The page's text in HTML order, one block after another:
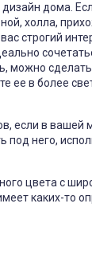
дома.
холла,
строгий
можно
в более
если в
под него,
цвета с
каких-то